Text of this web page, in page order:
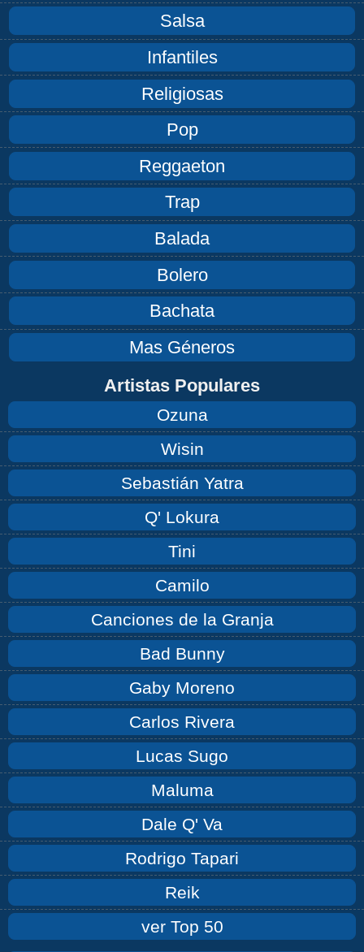
Salsa
Infantiles
Religiosas
Pop
Reggaeton
Trap
Balada
Bolero
Bachata
Mas Géneros
Artistas Populares
Ozuna
Wisin
Sebastián Yatra
Q' Lokura
Tini
Camilo
Canciones de la Granja
Bad Bunny
Gaby Moreno
Carlos Rivera
Lucas Sugo
Maluma
Dale Q' Va
Rodrigo Tapari
Reik
ver Top 50